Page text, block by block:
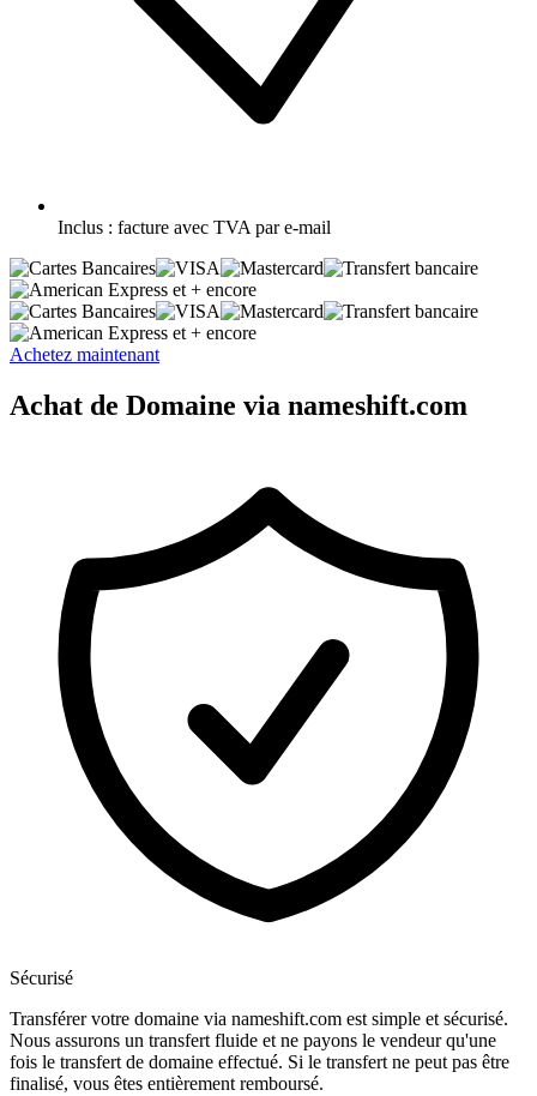
Inclus : facture avec TVA par e-mail
et + encore
et + encore
Achetez maintenant
Achat de Domaine via nameshift.com
Sécurisé
Transférer votre domaine via nameshift.com est simple et sécurisé.
Nous assurons un transfert fluide et ne payons le vendeur qu'une
fois le transfert de domaine effectué. Si le transfert ne peut pas être
finalisé, vous êtes entièrement remboursé.